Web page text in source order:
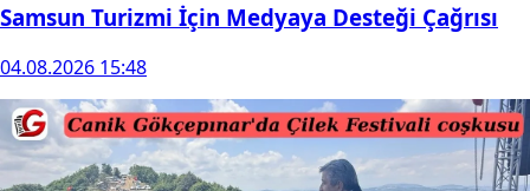
Samsun Turizmi İçin Medyaya Desteği Çağrısı
04.08.2026 15:48